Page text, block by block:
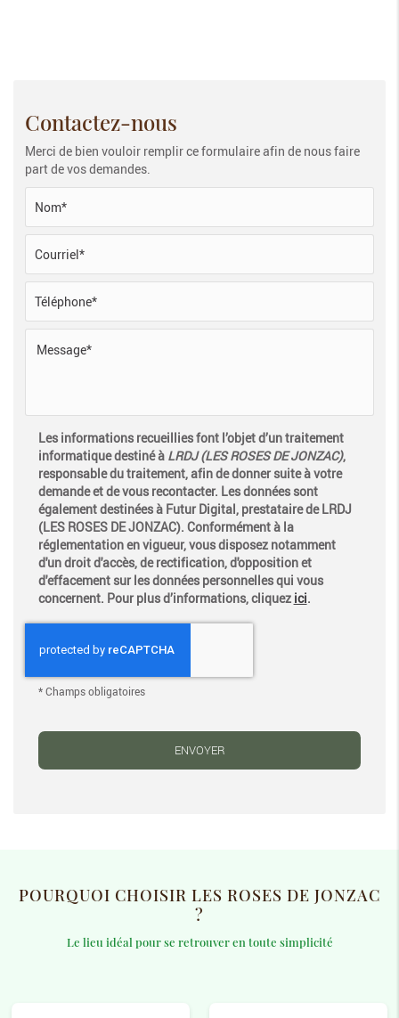
Contactez-nous
Merci de bien vouloir remplir ce formulaire afin de nous faire
part de vos demandes.
Les informations recueillies font l’objet d’un traitement
informatique destiné àLRDJ (LES ROSES DE JONZAC),
responsable du traitement, afin de donner suite à votre
demande et de vous recontacter. Les données sont
également destinées à Futur Digital, prestataire de LRDJ
(LES ROSES DE JONZAC). Conformément à la
réglementation en vigueur, vous disposez notamment
d'un droit d'accès, de rectification, d'opposition et
d'effacement sur les données personnelles qui vous
concernent. Pour plus d’informations, cliquez ici.
*Champs obligatoires
POURQUOI CHOISIR LES ROSES DE JONZAC
?
Le lieu idéal pour se retrouver en toute simplicité